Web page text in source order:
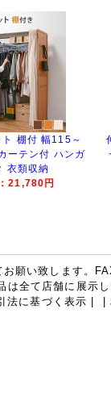
棚付 幅115～
ーテン付 ハンガ
衣類収納
21,780円
願い致します。
は全て店舗に展示
法に基づく表示 | |